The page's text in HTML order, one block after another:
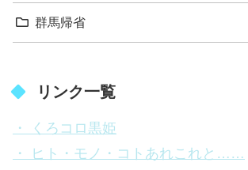
群馬帰省
リンク一覧
・ くろコロ黒姫
・ ヒト・モノ・コトあれこれと……